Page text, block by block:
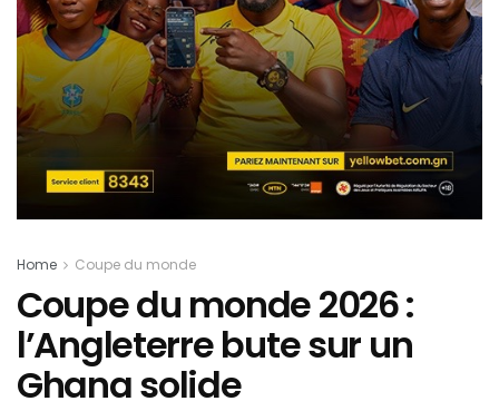
Home Coupe du monde
Coupe du monde 2026 :
l’Angleterre bute sur un
Ghana solide